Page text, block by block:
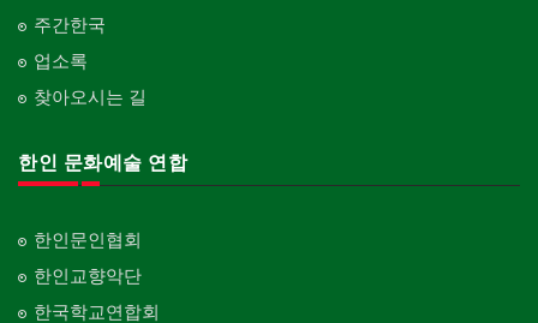
주간한국
업소록
찾아오시는 길
한인 문화예술 연합
한인문인협회
한인교향악단
한국학교연합회